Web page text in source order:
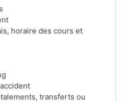
horaire des cours et
transferts ou